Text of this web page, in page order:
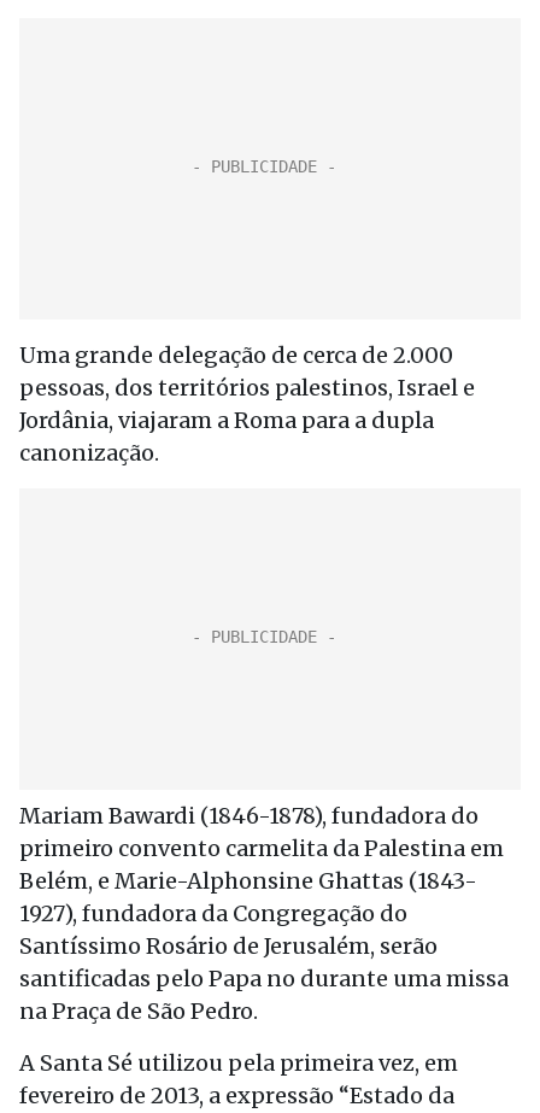
Uma grande delegação de cerca de 2.000
pessoas, dos territórios palestinos, Israel e
Jordânia, viajaram a Roma para a dupla
canonização.
Mariam Bawardi (1846-1878), fundadora do
primeiro convento carmelita da Palestina em
Belém, e Marie-Alphonsine Ghattas (1843-
1927), fundadora da Congregação do
Santíssimo Rosário de Jerusalém, serão
santificadas pelo Papa no durante uma missa
na Praça de São Pedro.
A Santa Sé utilizou pela primeira vez, em
fevereiro de 2013, a expressão “Estado da